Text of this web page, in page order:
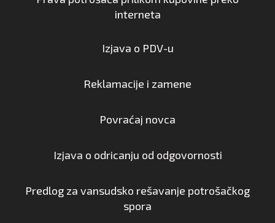
interneta
Izjava o PDV-u
Reklamacije i zamene
Povraćaj novca
Izjava o odricanju od odgovornosti
Predlog za vansudsko rešavanje potrošačkog
spora